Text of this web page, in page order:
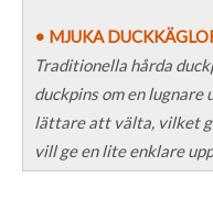
• MJUKA
Traditionella hårda
duckpins om en lugnare
lättare att välta, vilket
vill ge en lite enklare